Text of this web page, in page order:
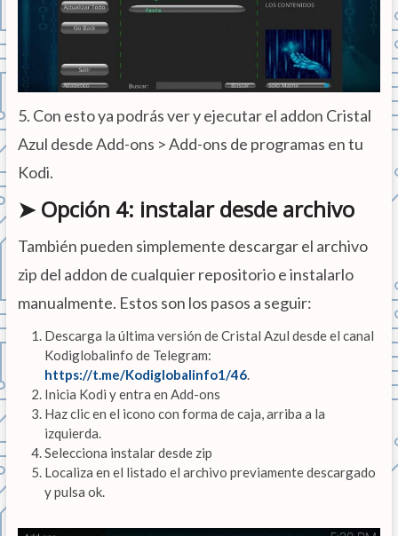
5. Con esto ya podrás ver y ejecutar el addon Cristal
Azul desde Add-ons > Add-ons de programas en tu
Kodi.
➤ Opción 4: instalar desde archivo
También pueden simplemente descargar el archivo
zip del addon de cualquier repositorio e instalarlo
manualmente. Estos son los pasos a seguir:
Descarga la última versión de Cristal Azul desde el canal
Kodiglobalinfo de Telegram:
https://t.me/Kodiglobalinfo1/46.
Inicia Kodi y entra en Add-ons
Haz clic en el icono con forma de caja, arriba a la
izquierda.
Selecciona instalar desde zip
Localiza en el listado el archivo previamente descargado
y pulsa ok.